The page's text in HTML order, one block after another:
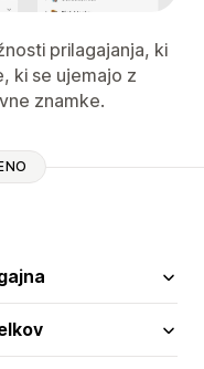
prilagajanja, ki
ki se ujemajo z
znamke.